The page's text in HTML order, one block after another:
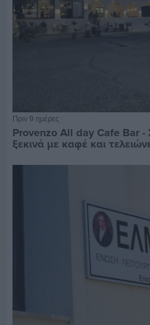
Πριν 9 ημέρες
Provenzo All day Cafe Bar
ξεκινά με καφέ και